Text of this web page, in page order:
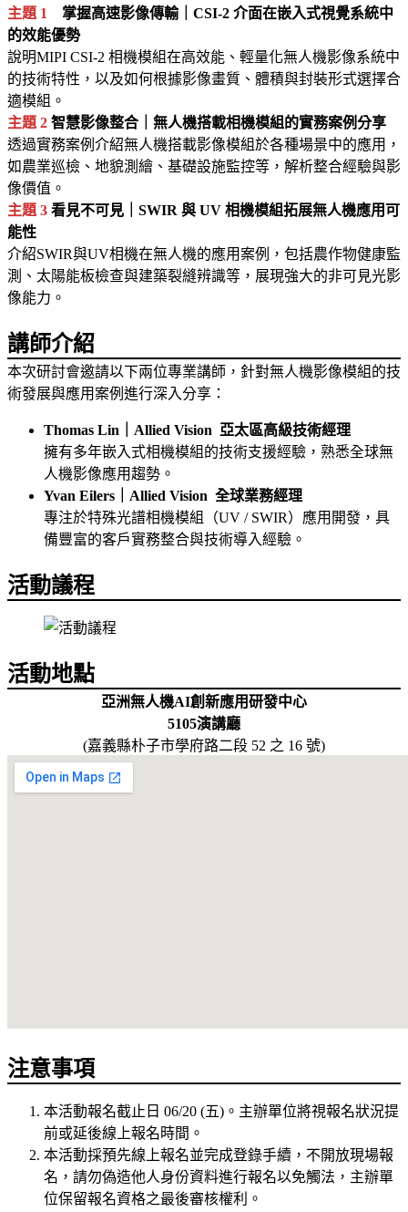
主題 1
掌握高速影像傳輸｜CSI-2 介面在嵌入式視覺系統中
的效能優勢
說明MIPI CSI-2 相機模組在高效能、輕量化無人機影像系統中
的技術特性，以及如何根據影像畫質、體積與封裝形式選擇合
適模組。
主題 2 智慧影像整合｜無人機搭載相機模組的實務案例分享
透過實務案例介紹無人機搭載影像模組於各種場景中的應用，
如農業巡檢、地貌測繪、基礎設施監控等，解析整合經驗與影
像價值。
主題 3 看見不可見｜SWIR 與 UV 相機模組拓展無人機應用可
能性
介紹SWIR與UV相機在無人機的應用案例，包括農作物健康監
測、太陽能板檢查與建築裂縫辨識等，展現強大的非可見光影
像能力。
講師介紹
本次研討會邀請以下兩位專業講師，針對無人機影像模組的技
術發展與應用案例進行深入分享：
Thomas Lin｜Allied Vision 亞太區高級技術經理
擁有多年嵌入式相機模組的技術支援經驗，熟悉全球無
人機影像應用趨勢。
Yvan Eilers｜Allied Vision 全球業務經理
專注於特殊光譜相機模組（UV / SWIR）應用開發，具
備豐富的客戶實務整合與技術導入經驗。
活動議程
活動地點
亞洲無人機AI創新應用研發中心
5105演講廳
(嘉義縣朴子市學府路二段 52 之 16 號)
注意事項
本活動報名截止日 06/20 (五)。主辦單位將視報名狀況提
前或延後線上報名時間。
本活動採預先線上報名並完成登錄手續，不開放現場報
名，請勿偽造他人身份資料進行報名以免觸法，主辦單
位保留報名資格之最後審核權利。